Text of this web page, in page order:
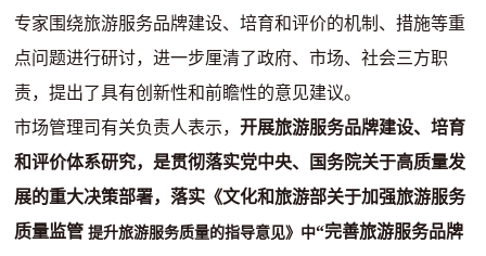
专家围绕旅游服务品牌建设、培育和评价的机制、措施等重
点问题进行研讨，进一步厘清了政府、市场、社会三方职
责，提出了具有创新性和前瞻性的意见建议。
市场管理司有关负责人表示，开展旅游服务品牌建设、培育
和评价体系研究，是贯彻落实党中央、国务院关于高质量发
展的重大决策部署，落实《文化和旅游部关于加强旅游服务
质量监管 提升旅游服务质量的指导意见》中“完善旅游服务品牌